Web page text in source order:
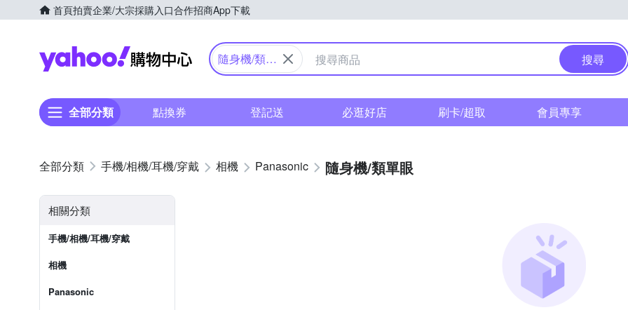
首頁拍賣企業/大宗採購入口合作招商App下載
Yahoo購物中心
隨身機/類單
搜尋
全部分類 點換券 登記送 必逛好店 刷卡/超取 會員專享
手機/相機/耳機/穿戴 相機 Panasonic 隨身機/類單眼
相關分類
手機/相機/耳機/穿戴
相機
Panasonic